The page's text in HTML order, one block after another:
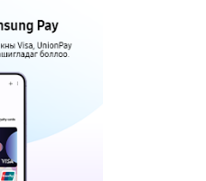
өмнө
хомсдолтой
онцын
бол
ын ЭСЯ-наас
зураг”-
хувилбар